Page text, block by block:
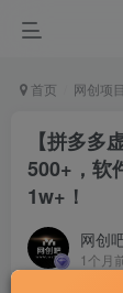
首页 网创项目
【拼多多
500+，软
1w+！
网创
1个月